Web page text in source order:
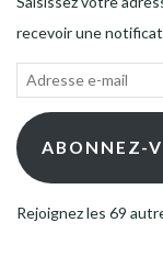
recevoir une
Adresse
mail ABONNEZ-
Rejoignez les 69